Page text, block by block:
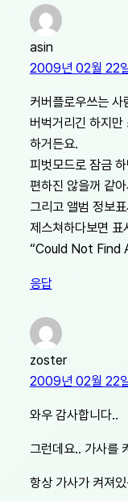
asin
2009년 02월 22
커버플로우쓰는
버벅거리긴 하지
하거든요.
피벗모드로 잠금
편하진 않을꺼 같
그리고 앨범 정보
제스쳐하다보면 표
“Could Not Find
응답
zoster
2009년 02월 22
와우 감사합니다..
그런데요.. 가사를
항상 가사가 켜져